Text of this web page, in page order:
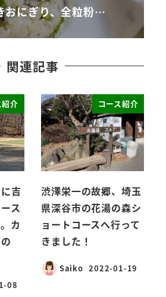
おにぎり、全粒粉…
関連記事
紹介
吉
ス
カ
08
コース紹介
渋澤栄一の故郷、埼玉
県深谷市の花湯の森シ
ョートコースへ行って
きました！
Saiko 2022-01-19